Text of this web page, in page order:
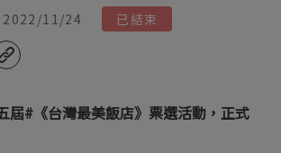
11/24 已結束
屆#《台灣最美飯店》票選活動，正式